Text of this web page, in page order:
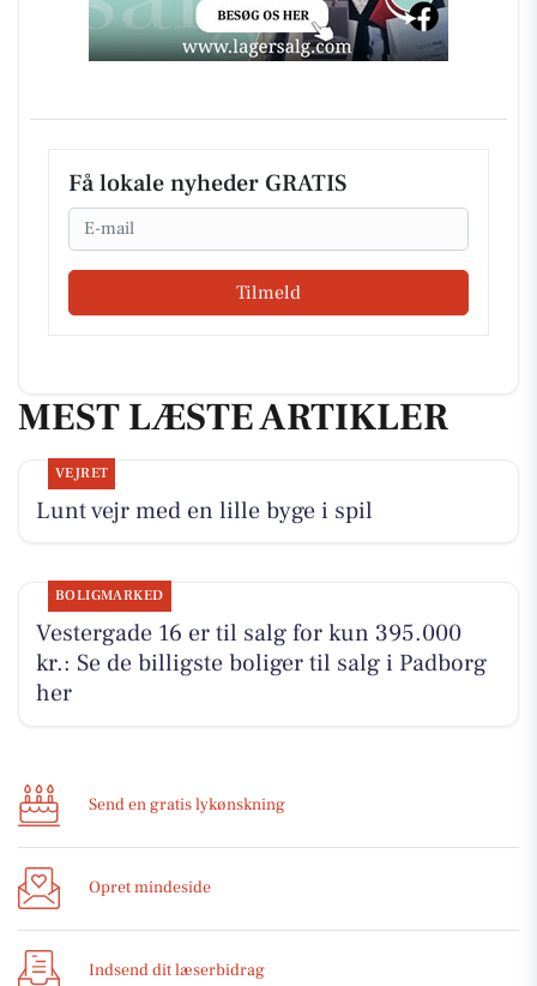
Få lokale nyheder GRATIS
Email
Tilmeld
MEST LÆSTE ARTIKLER
VEJRET
Lunt vejr med en lille byge i spil
BOLIGMARKED
Vestergade 16 er til salg for kun 395.000
kr.: Se de billigste boliger til salg i Padborg
her
Send en gratis lykønskning
Opret mindeside
Indsend dit læserbidrag